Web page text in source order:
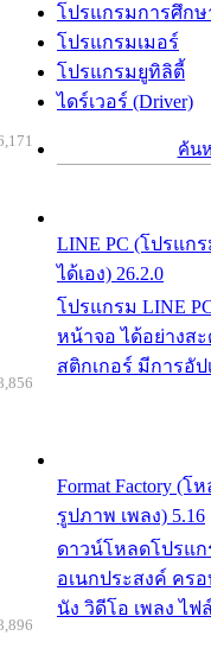
โปรแกรมการศึกษ
โปรแกรมเมอร์
โปรแกรมยูทิลิตี้
ไดร์เวอร์ (Driver)
ค้น
LINE PC (โปรแก
ได้เอง) 26.2.0
โปรแกรม LINE
หน้าจอ ได้อย่างส
สติกเกอร์ มีการอัป
Format Factory (โ
รูปภาพ เพลง) 5.16
ดาวน์โหลดโปรแก
อเนกประสงค์ คร
นัง วิดีโอ เพลง ไฟ